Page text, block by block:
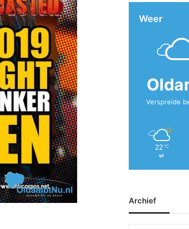
Weer
Verspreide
22 ℃
vr
Archief